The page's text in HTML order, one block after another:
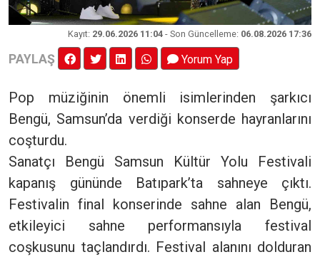
Kayıt: 29.06.2026 11:04 - Son Güncelleme: 06.08.2026 17:36
PAYLAŞ Yorum Yap
Pop müziğinin önemli isimlerinden şarkıcı
Bengü, Samsun’da verdiği konserde hayranlarını
coşturdu.
Sanatçı Bengü Samsun Kültür Yolu Festivali
kapanış gününde Batıpark’ta sahneye çıktı.
Festivalin final konserinde sahne alan Bengü,
etkileyici sahne performansıyla festival
coşkusunu taçlandırdı. Festival alanını dolduran